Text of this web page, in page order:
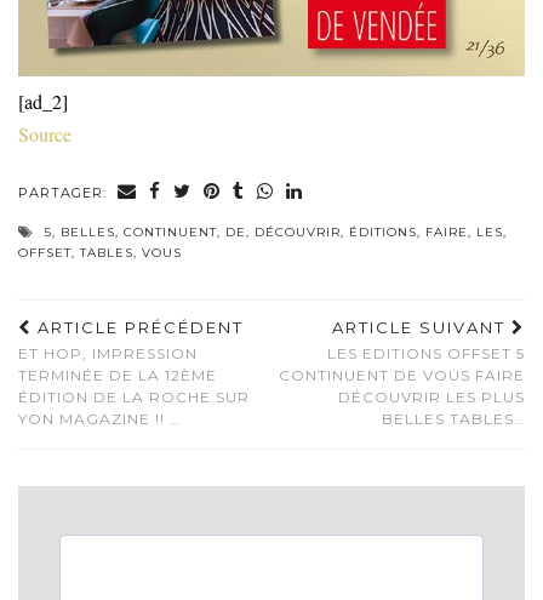
[ad_2]
Source
PARTAGER:
5, BELLES, CONTINUENT, DE, DÉCOUVRIR, ÉDITIONS, FAIRE, LES,
OFFSET,TABLES, VOUS
ARTICLE PRÉCÉDENT
ET HOP, IMPRESSION
TERMINÉE DE LA 12ÈME
ÉDITION DE LA ROCHE SUR
YON MAGAZINE !! …
ARTICLE SUIVANT
LES EDITIONS OFFSET 5
CONTINUENT DE VOUS FAIRE
DÉCOUVRIR LES PLUS
BELLES TABLES…